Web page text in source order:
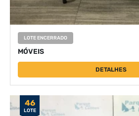
LOTE ENCERRADO
MÓVEIS
DETALHES
46
LOTE